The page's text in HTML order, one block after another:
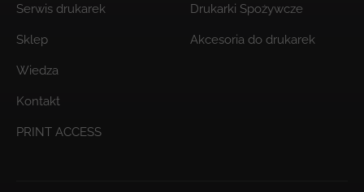
Serwis drukarek
Sklep
Wiedza
Kontakt
PRINT ACCESS
Drukarki Spożywcze
Akcesoria do drukarek